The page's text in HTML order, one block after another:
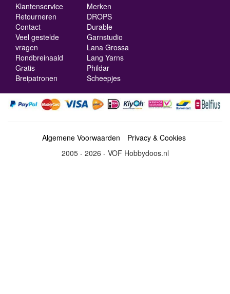
Klantenservice
Retourneren
Contact
Veel gestelde
vragen
Rondbreinaald
Gratis
Breipatronen
Merken
DROPS
Durable
Garnstudio
Lana Grossa
Lang Yarns
Phildar
Scheepjes
Algemene Voorwaarden
Privacy & Cookies
2005 - 2026 - VOF Hobbydoos.nl